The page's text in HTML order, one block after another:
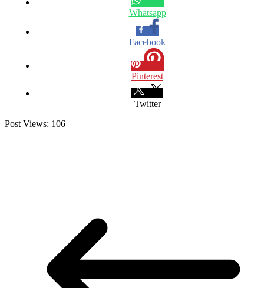
Whatsapp
Facebook
Pinterest
Twitter
Post Views: 106